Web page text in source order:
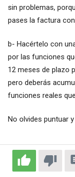
sin problemas,
pases la factura
b- Hacértelo con
por las funciones
12 meses de plazo
pero deberás
funciones reales
No olvides puntuar